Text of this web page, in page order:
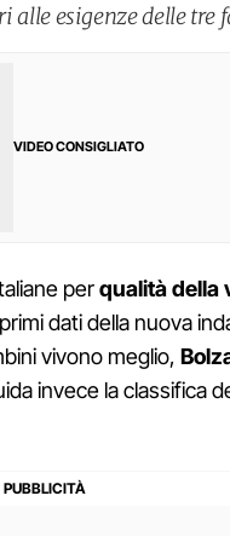
esigenze delle tre
VIDEO CONSIGLIATO
perqualità della
dati della nuova
vivono meglio,
invece la classifica